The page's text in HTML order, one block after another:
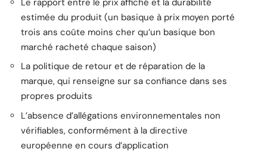
estimée du produit (un basique à prix moyen porté
trois ans coûte moins cher qu’un basique bon
marché racheté chaque saison)
La politique de retour et de réparation de la
marque, qui renseigne sur sa confiance dans ses
propres produits
L’absence d’allégations environnementales non
vérifiables, conformément à la directive
européenne en cours d’application